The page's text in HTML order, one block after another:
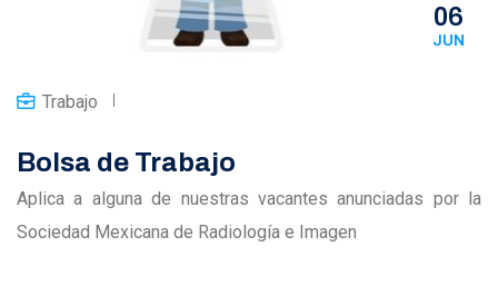
06
JUN
Trabajo
Bolsa de Trabajo
Aplica a alguna de nuestras vacantes anunciadas por la
Sociedad Mexicana de Radiología e Imagen